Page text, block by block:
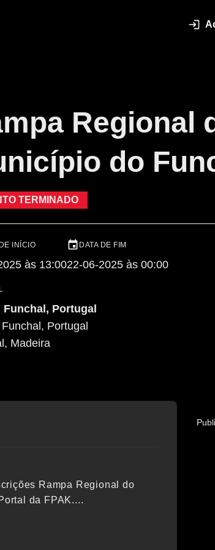
Regional
do
TERMINADO
INÍCIO
às 13:00
DATA DE FIM
22-06-2025 às 00:00
Funchal, Portugal
Portugal
, Madeira
Rampa Regional do
da FPAK....